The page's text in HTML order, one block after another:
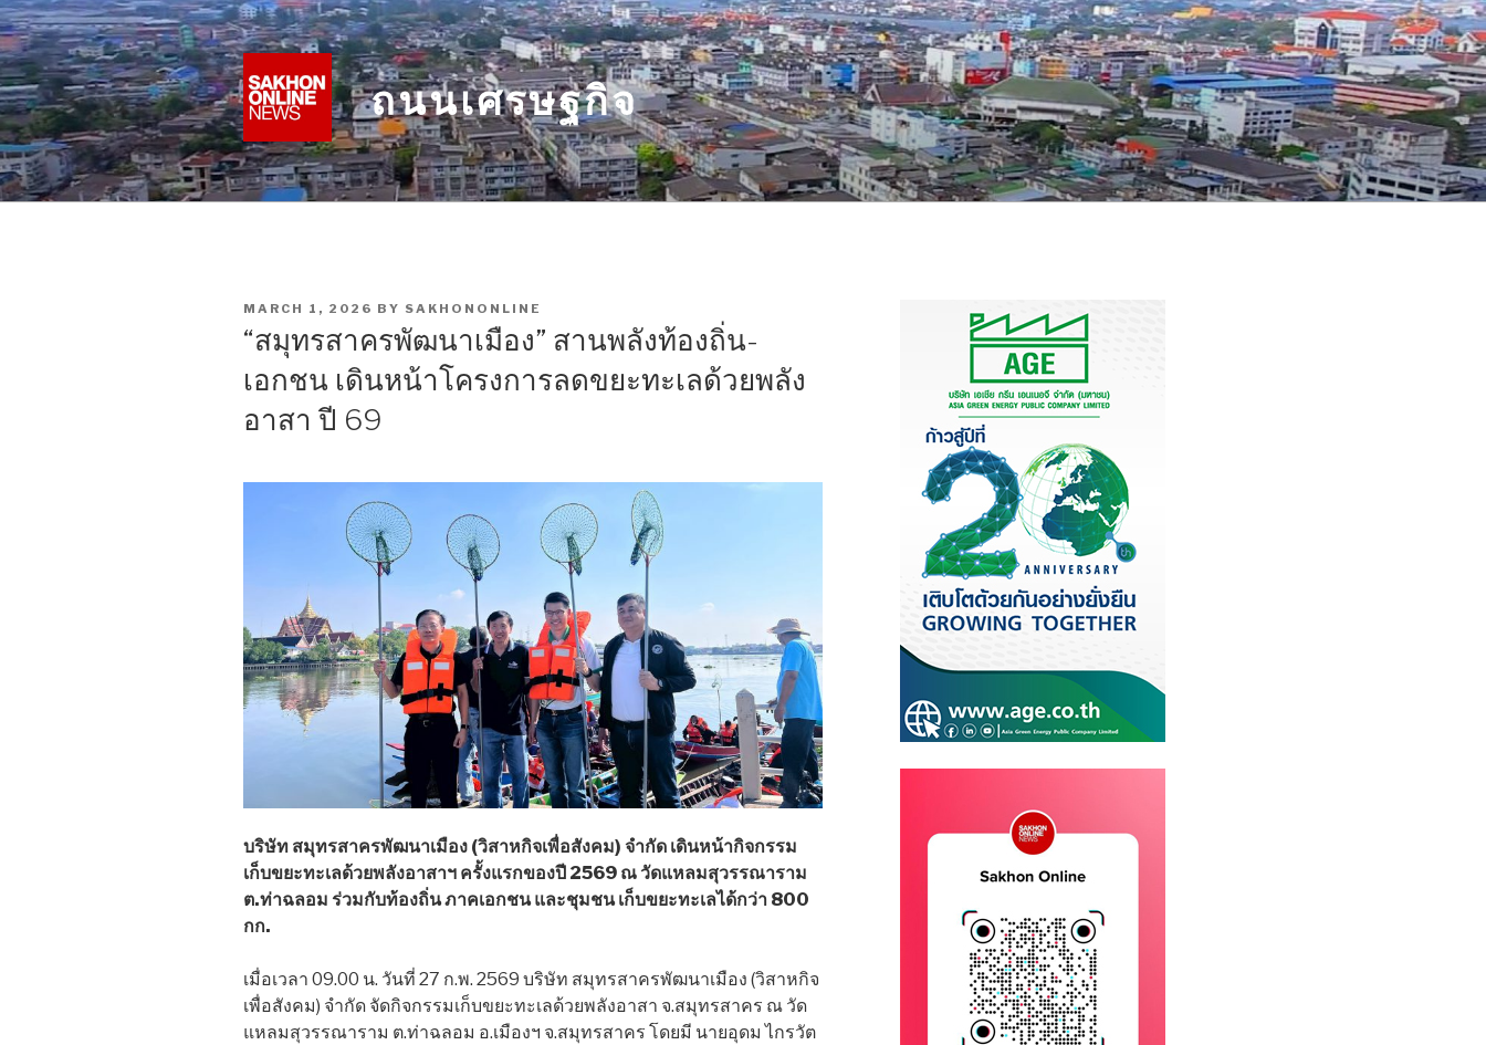
Skip
to
content
ถนนเศรษฐกิจ
POSTED
ON
MARCH 1, 2026 BY SAKHONONLINE
“สมุทรสาครพัฒนาเมือง” สานพลังท้องถิ่น-
เอกชน เดินหน้าโครงการลดขยะทะเลด้วยพลัง
อาสา ปี 69
บริษัท สมุทรสาครพัฒนาเมือง (วิสาหกิจเพื่อสังคม) จำกัด เดินหน้ากิจกรรม
เก็บขยะทะเลด้วยพลังอาสาฯ ครั้งแรกของปี 2569 ณ วัดแหลมสุวรรณาราม
ต.ท่าฉลอม ร่วมกับท้องถิ่น ภาคเอกชน และชุมชน เก็บขยะทะเลได้กว่า 800
กก.
เมื่อเวลา 09.00 น. วันที่ 27 ก.พ. 2569 บริษัท สมุทรสาครพัฒนาเมือง (วิสาหกิจ
เพื่อสังคม) จำกัด จัดกิจกรรมเก็บขยะทะเลด้วยพลังอาสา จ.สมุทรสาคร ณ วัด
แหลมสุวรรณาราม ต.ท่าฉลอม อ.เมืองฯ จ.สมุทรสาคร โดยมี นายอุดม ไกรวัต